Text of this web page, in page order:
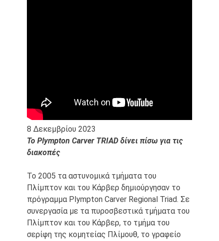
8 Δεκεμβρίου 2023
Το Plympton Carver TRIAD δίνει πίσω για τις
διακοπές
Το 2005 τα αστυνομικά τμήματα του
Πλίμπτον και του Κάρβερ δημιούργησαν το
πρόγραμμα Plympton Carver Regional Triad. Σε
συνεργασία με τα πυροσβεστικά τμήματα του
Πλίμπτον και του Κάρβερ, το τμήμα του
σερίφη της κομητείας Πλίμουθ, το γραφείο